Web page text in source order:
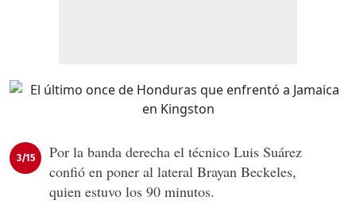
3/15
Por la banda derecha el técnico Luis Suárez
confió en poner al lateral Brayan Beckeles,
quien estuvo los 90 minutos.